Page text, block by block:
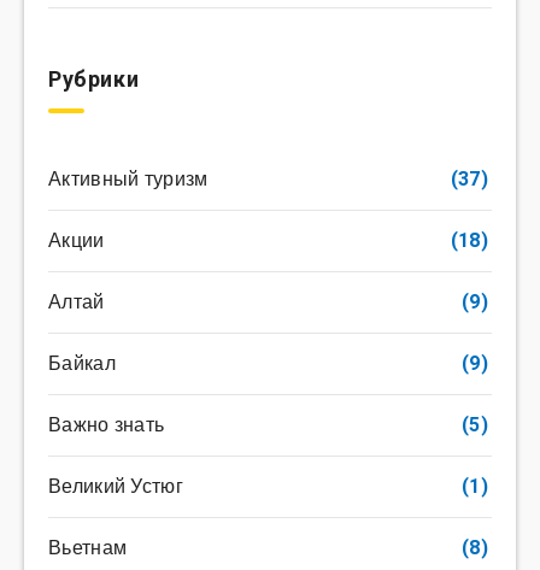
Рубрики
Активный туризм (37)
Акции (18)
Алтай (9)
Байкал (9)
Важно знать (5)
Великий Устюг (1)
Вьетнам (8)